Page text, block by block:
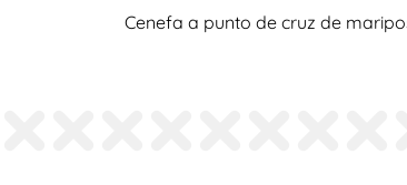
Cenefa a punto de cruz de